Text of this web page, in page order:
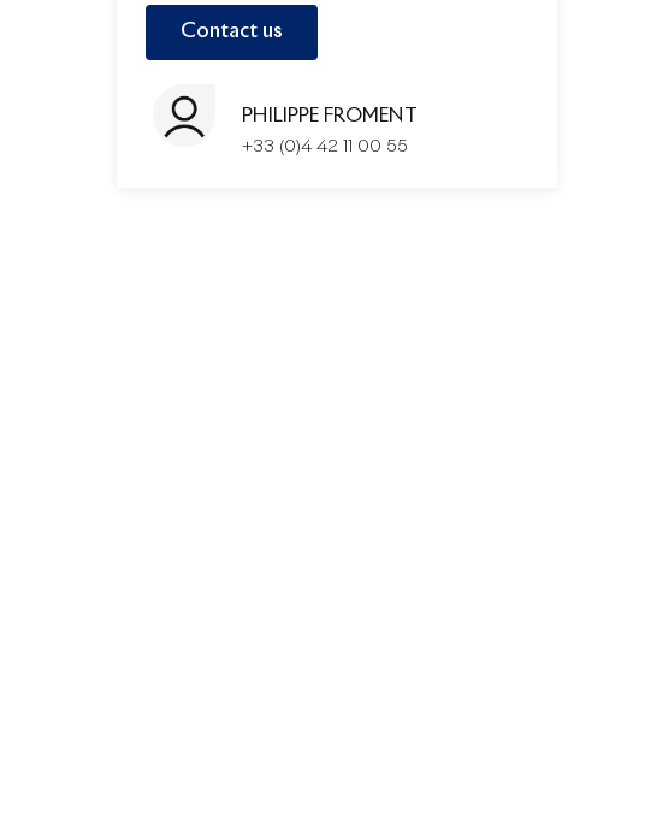
PHILIPPE FROMENT
+33 (0)4 42 11 00 55